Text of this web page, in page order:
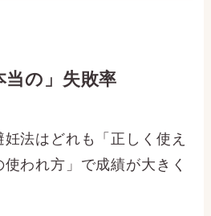
当の」失敗率
法はどれも「正しく使え
われ方」で成績が大きく